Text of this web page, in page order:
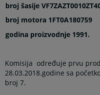
broj šasije
broj motora 1FT0A180759
godina proizvodnje 1991.
Komisija određuje prvu
28.03.2018.godine sa
broj 7.